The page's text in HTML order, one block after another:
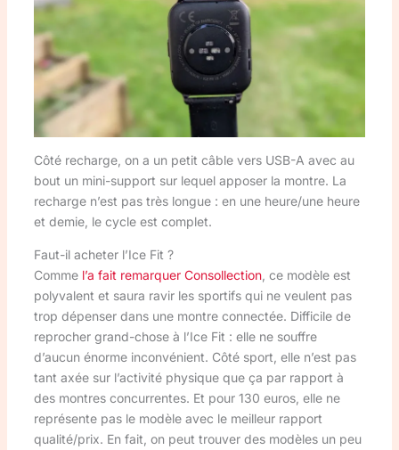
Côté recharge, on a un petit câble vers USB-A avec au
bout un mini-support sur lequel apposer la montre. La
recharge n’est pas très longue : en une heure/une heure
et demie, le cycle est complet.
Faut-il acheter l’Ice Fit ?
Comme l’a fait remarquer Consollection, ce modèle est
polyvalent et saura ravir les sportifs qui ne veulent pas
trop dépenser dans une montre connectée. Difficile de
reprocher grand-chose à l’Ice Fit : elle ne souffre
d’aucun énorme inconvénient. Côté sport, elle n’est pas
tant axée sur l’activité physique que ça par rapport à
des montres concurrentes. Et pour 130 euros, elle ne
représente pas le modèle avec le meilleur rapport
qualité/prix. En fait, on peut trouver des modèles un peu